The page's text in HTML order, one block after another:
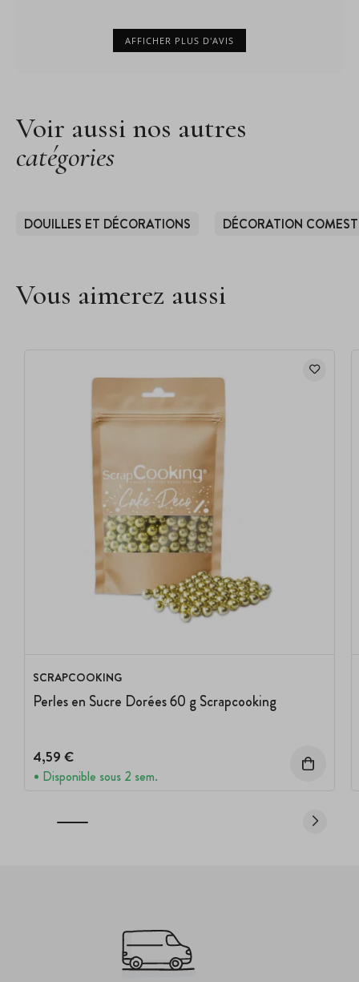
AFFICHER PLUS D'AVIS
Voir aussi nos autres
catégories
DOUILLES ET DÉCORATIONS DÉCORATION
Vous aimerez aussi
SCRAPCOOKING
Perles en Sucre Dorées 60 g Scrapcooking
4,59 €
Disponible sous 2 sem.